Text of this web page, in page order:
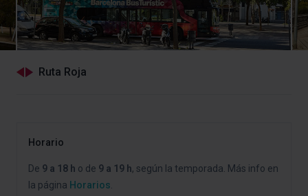
Ruta Roja
Horario
De 9 a 18 h o de 9 a 19 h, según la temporada. Más info en
la página Horarios